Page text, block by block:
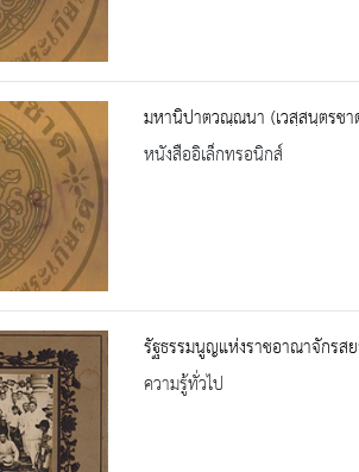
มหานิปาตวณฺณนา (เวสฺสนฺตรช
หนังสืออิเล็กทรอนิกส์
รัฐธรรมนูญแห่งราชอาณาจักรส
ความรู้ทั่วไป